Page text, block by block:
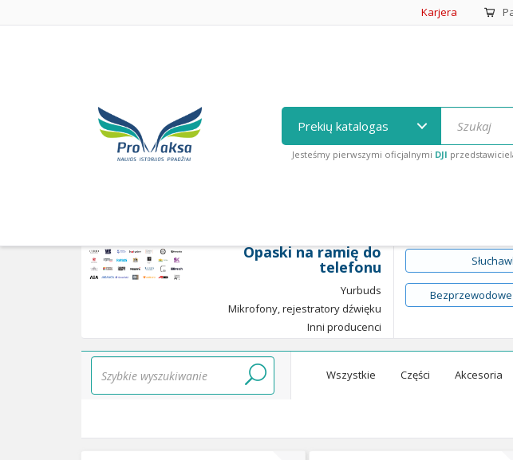
Karjera
Prekių katalogas
Jesteśmy pierwszymi oficjalnymi DJI
Opaski na ramię do
telefonu
Yurbuds
Mikrofony, rejestratory dźwięku
Inni producenci
Wszystkie Części Akcesoria